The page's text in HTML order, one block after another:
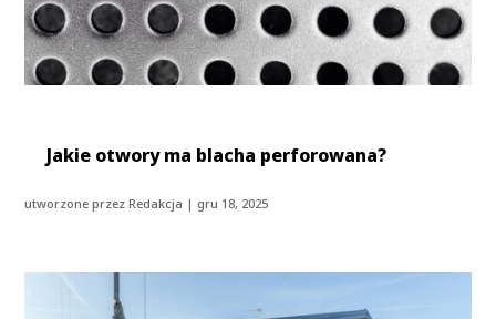
Jakie otwory ma blacha perforowana?
utworzone przezRedakcja | gru 18, 2025